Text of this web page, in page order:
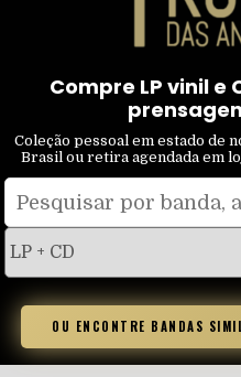
Compre LP vinil e
Coleção pessoal em estado de
Brasil ou retira agendada em
Pesquisar
tipo
OU ENCONTRE BANDAS